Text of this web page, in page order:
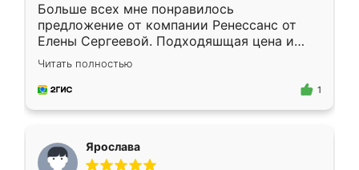
Больше всех мне понравилось
предложение от компании Ренессанс от
Елены Сергеевой. Подходяшщая цена и
короткие сроки изготовления. Приехавший
для замера сотрудник Владислав
предложил по моему эскизу самый
Читать полностью
1
Ярослава